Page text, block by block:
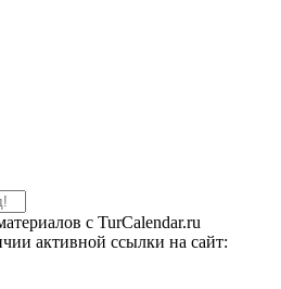
c TurCalendar.ru
активной ссылки на сайт: